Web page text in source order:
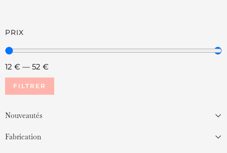
PRIX
12 € — 52 €
FILTRER
Nouveautés
Fabrication